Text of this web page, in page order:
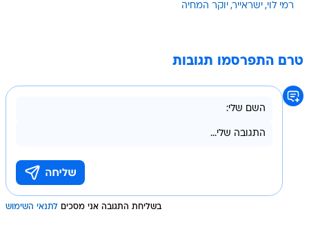
רמי לוי ישראייר יוקר המחיה
טרם התפרסמו תגובות
בשליחת התגובה אני מסכים לתנאי השימוש